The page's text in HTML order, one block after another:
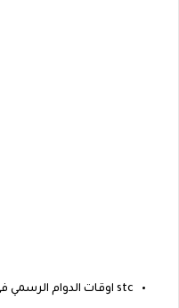
stc اوقات الدوام الرسمي فى الاتصالات السعودية فى رمضان.